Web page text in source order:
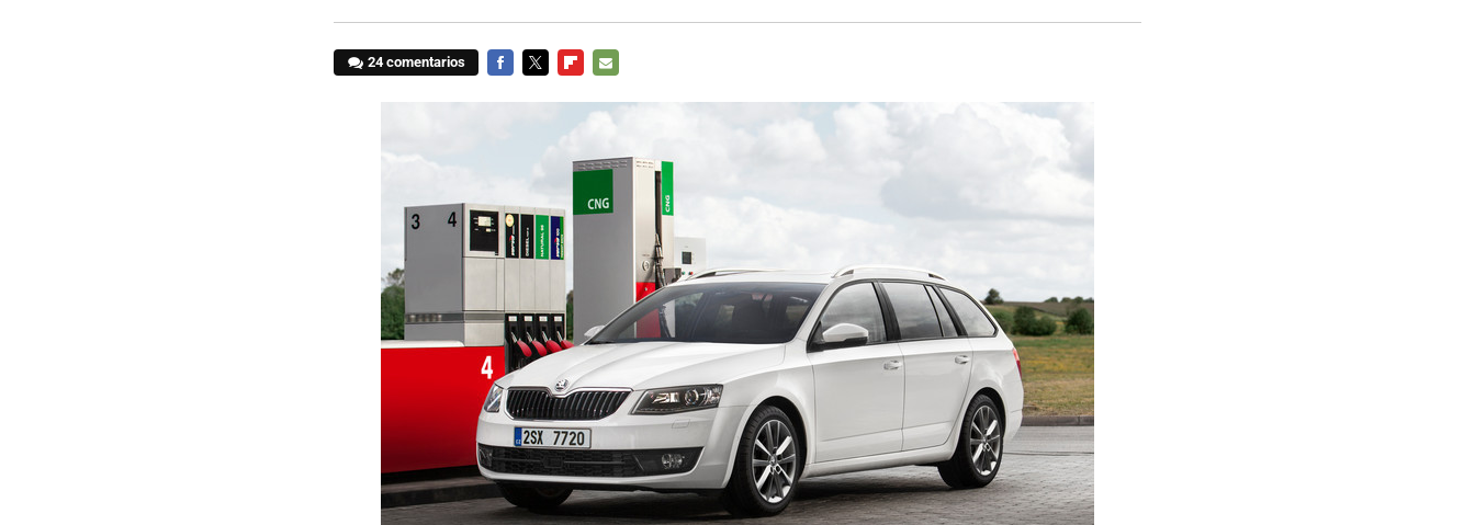
24 comentarios
MAIL